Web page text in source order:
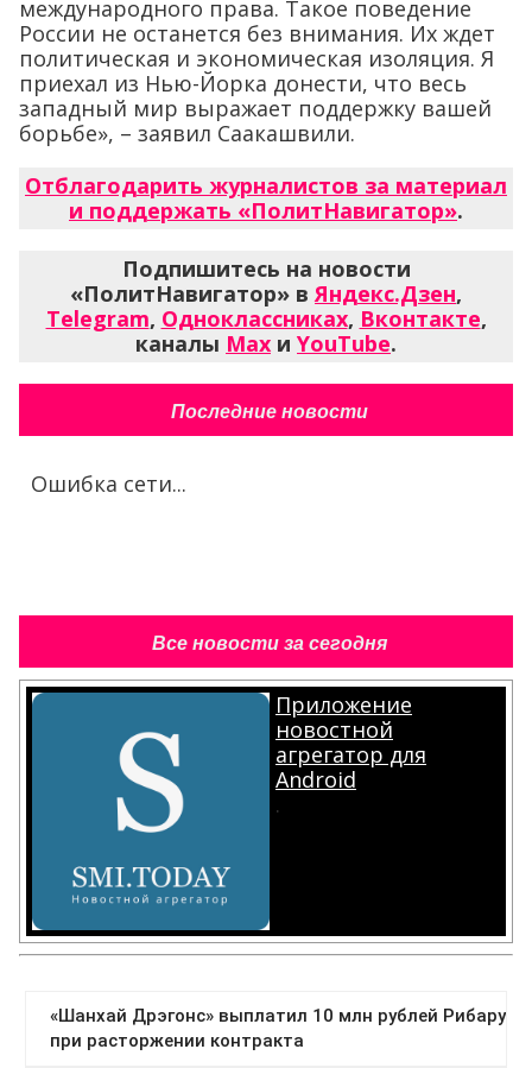
международного права. Такое поведение
России не останется без внимания. Их ждет
политическая и экономическая изоляция. Я
приехал из Нью-Йорка донести, что весь
западный мир выражает поддержку вашей
борьбе», – заявил Саакашвили.
Отблагодарить журналистов за материал
и поддержать «ПолитНавигатор».
Подпишитесь на новости
«ПолитНавигатор» вЯндекс.Дзен,
Telegram, Одноклассниках, Вконтакте,
каналы Max и YouTube.
Последние новости
Ошибка сети...
Все новости за сегодня
Приложение
новостной
агрегатор для
Android
.